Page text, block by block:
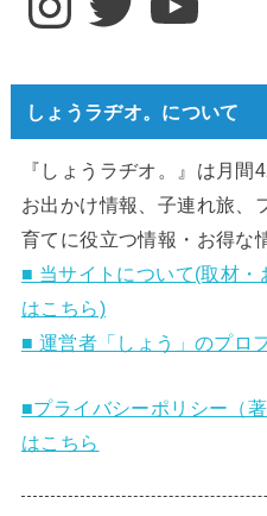
しょうラヂオ。について
『しょうラヂオ。』は月
お出かけ情報、子連れ旅、
育てに役立つ情報・お得な
■ 当サイトについて(取材
はこちら)
■ 運営者「しょう」のプロ
■プライバシーポリシー（
はこちら